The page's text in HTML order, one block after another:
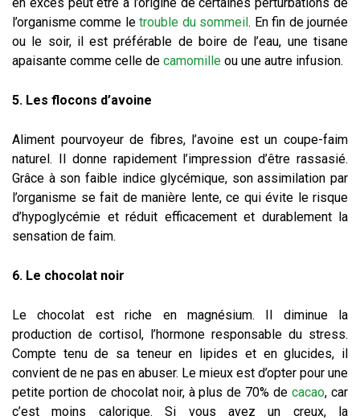
l’organisme comme letrouble du sommeil. En fin de journée
ou le soir, il est préférable de boire de l’eau, une tisane
apaisante comme celle de camomille ou une autre infusion.
5. Les flocons d’avoine
Aliment pourvoyeur de fibres, l’avoine est un coupe-faim
naturel. Il donne rapidement l’impression d’être rassasié.
Grâce à son faible indice glycémique, son assimilation par
l’organisme se fait de manière lente, ce qui évite le risque
d’hypoglycémie et réduit efficacement et durablement la
sensation de faim.
6. Le chocolat noir
Le chocolat est riche en magnésium. Il diminue la
production de cortisol, l’hormone responsable du stress.
Compte tenu de sa teneur en lipides et en glucides, il
convient de ne pas en abuser. Le mieux est d’opter pour une
petite portion de chocolat noir, à plus de 70% decacao, car
c’est moins calorique. Si vous avez un creux, la